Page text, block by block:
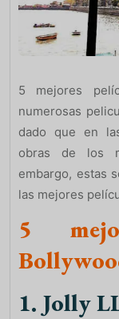
5 mejores
numerosas
dado que en
obras de los
embargo, estas
las mejores
5
1. Jolly